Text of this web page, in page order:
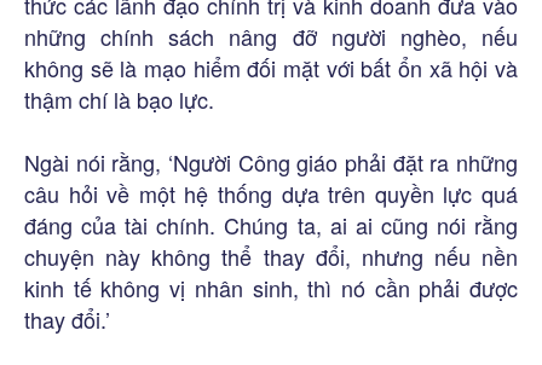
những chính sách nâng đỡ người nghèo, nếu
không sẽ là mạo hiểm đối mặt với bất ổn xã hội và
thậm chí là bạo lực.
Ngài nói rằng, ‘Người Công giáo phải đặt ra những
câu hỏi về một hệ thống dựa trên quyền lực quá
đáng của tài chính. Chúng ta, ai ai cũng nói rằng
chuyện này không thể thay đổi, nhưng nếu nền
kinh tế không vị nhân sinh, thì nó cần phải được
thay đổi.’